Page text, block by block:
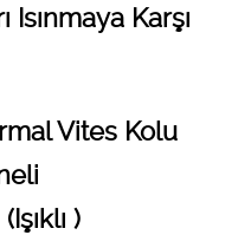
Isınmaya Karşı
Vites Kolu
)